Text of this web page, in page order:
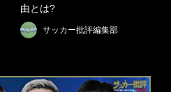
由とは?
サッカー批評編集部